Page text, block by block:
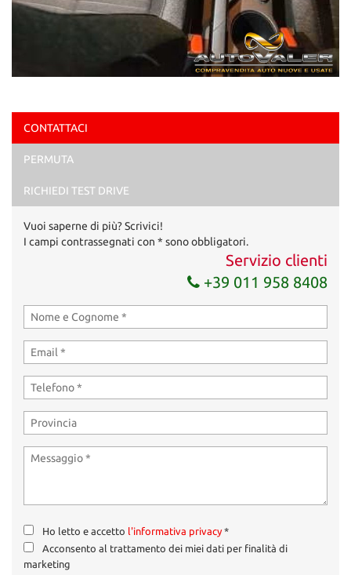
CONTATTACI
PERMUTA
RICHIEDI TEST DRIVE
Vuoi saperne di più? Scrivici!
I campi contrassegnati con * sono obbligatori.
Servizio clienti
+39 011 958 8408
Ho letto e accetto l'informativa privacy*
Acconsento al trattamento dei miei dati per finalità di
marketing